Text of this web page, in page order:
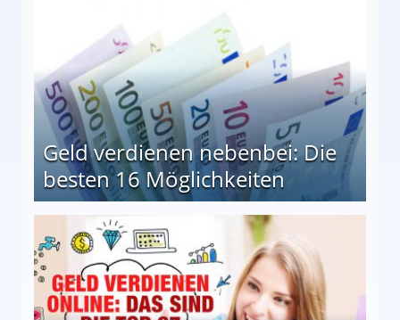
Geld verdienen nebenbei: Die
besten 16 Möglichkeiten